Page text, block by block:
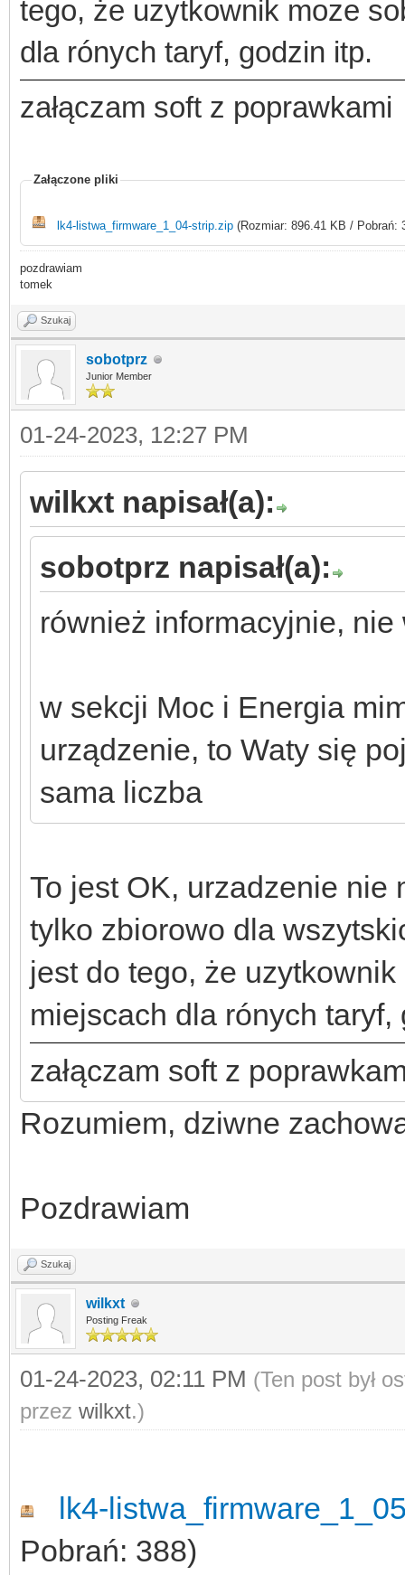
tego, że uzytkownik moze
dla rónych taryf, godzin itp.
załączam soft z poprawkami
Załączone pliki
lk4-listwa_firmware_1_04-strip.zip (Rozmiar: 896.41 KB / Pobrań:
pozdrawiam
tomek
Szukaj
sobotprz
Junior Member
01-24-2023, 12:27 PM
wilkxt napisał(a):
sobotprz napisał(a):
również informacyjnie, nie
w sekcji Moc i Energia
urządzenie, to Waty się
sama liczba
To jest OK, urzadzenie nie
tylko zbiorowo dla
jest do tego, że
miejscach dla rónych taryf,
załączam soft z
Rozumiem, dziwne
Pozdrawiam
Szukaj
wilkxt
Posting Freak
01-24-2023, 02:11 PM (Ten post był
przez wilkxt.)
lk4-
Pobrań: 388)